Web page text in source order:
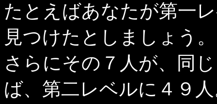
たとえばあなたが第一
見つけたとしましょう。
さらにその７人が、同
ば、第二レベルに４９